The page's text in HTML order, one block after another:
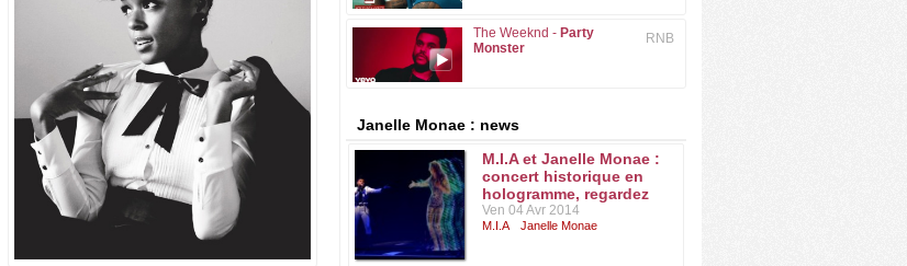
RNB
The Weeknd - Party
Monster
Janelle Monae : news
M.I.A et Janelle Monae :
concert historique en
hologramme, regardez
Ven 04 Avr 2014
M.I.A Janelle Monae